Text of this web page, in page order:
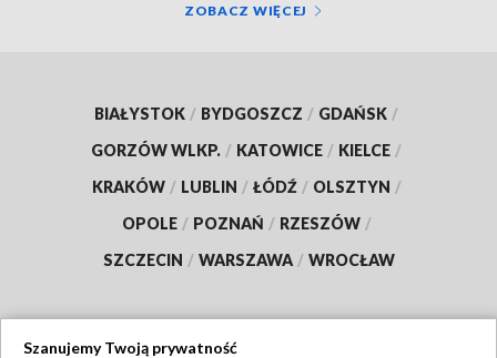
ZOBACZ WIĘCEJ
BIAŁYSTOK / BYDGOSZCZ / GDAŃSK /
GORZÓW WLKP. / KATOWICE / KIELCE /
KRAKÓW / LUBLIN / ŁÓDŹ / OLSZTYN /
OPOLE / POZNAŃ / RZESZÓW /
SZCZECIN / WARSZAWA / WROCŁAW
Szanujemy Twoją prywatność